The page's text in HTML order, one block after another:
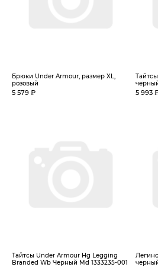
Брюки Under Armour, размер XL,
розовый
5 579 ₽ 5 993
Тайтсы Under Armour Hg Legging
Branded Wb Черный Md 1333235-001